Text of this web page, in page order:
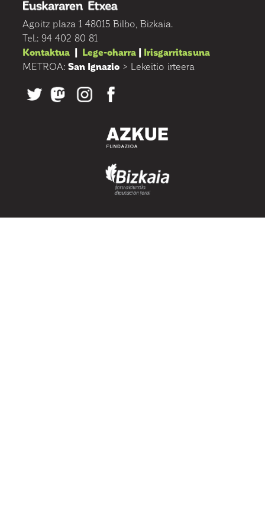
Agoitz plaza 1 48015 Bilbo, Bizkaia.
Tel.: 94 402 80 81
Kontaktua | Lege-oharra | Irisgarritasuna
METROA: San Ignazio > Lekeitio irteera